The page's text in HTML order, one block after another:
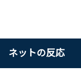
ネットの反応